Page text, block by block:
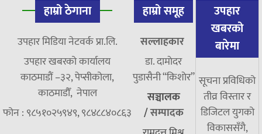
हाम्रो ठेगाना
उपहार मिडिया नेटवर्क प्रा.लि.
उपहार खबरको कार्यालय
काठमाडौं –३२, पेप्सीकोला,
काठमाडौँ, नेपाल
फोन : ९८५१०२५९४९, ९८४८८४०८६३
हाम्रो समूह
सल्लाहकार
डा. दामाेदर
पुडासैनी “किशाेर”
सञ्चालक
/सम्पादक
उपहार
खबरको
बारेमा
सूचना प्रविधिको
तीव्र विस्तार र
डिजिटल युगको
विकाससँगै,